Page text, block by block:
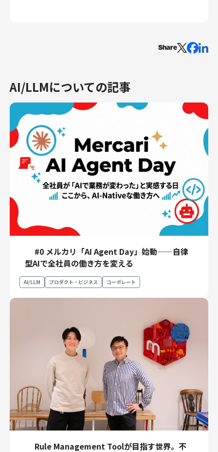
Share
AI/LLMについての記事
#0 メルカリ「AI Agent Day」始動——自律
型AIで全社員の働き方を変える
AI/LLM プロダクト・ビジネス コーポレート
Rule Management Toolが目指す世界。不